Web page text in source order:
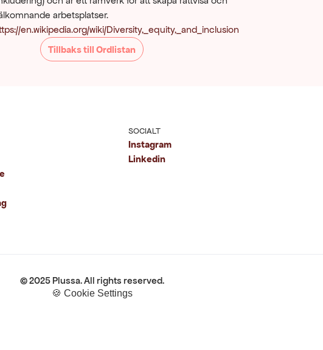
arbetsplatser.
en.wikipedia.org/wiki/Diversity,_equity,_and_inclusion
Tillbaks till Ordlistan
SOCIALT
Instagram
Linkedin
© 2025 Plussa. All rights reserved.
🍪 Cookie Settings